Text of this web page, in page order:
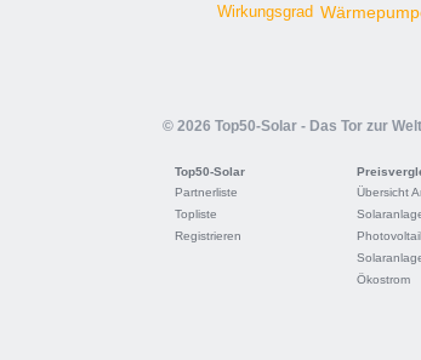
Wirkungsgrad
© 2026 Top50-Solar - Das Tor zur
Top50-Solar
Partnerliste
Topliste
Registrieren
Übersicht
Ökostrom